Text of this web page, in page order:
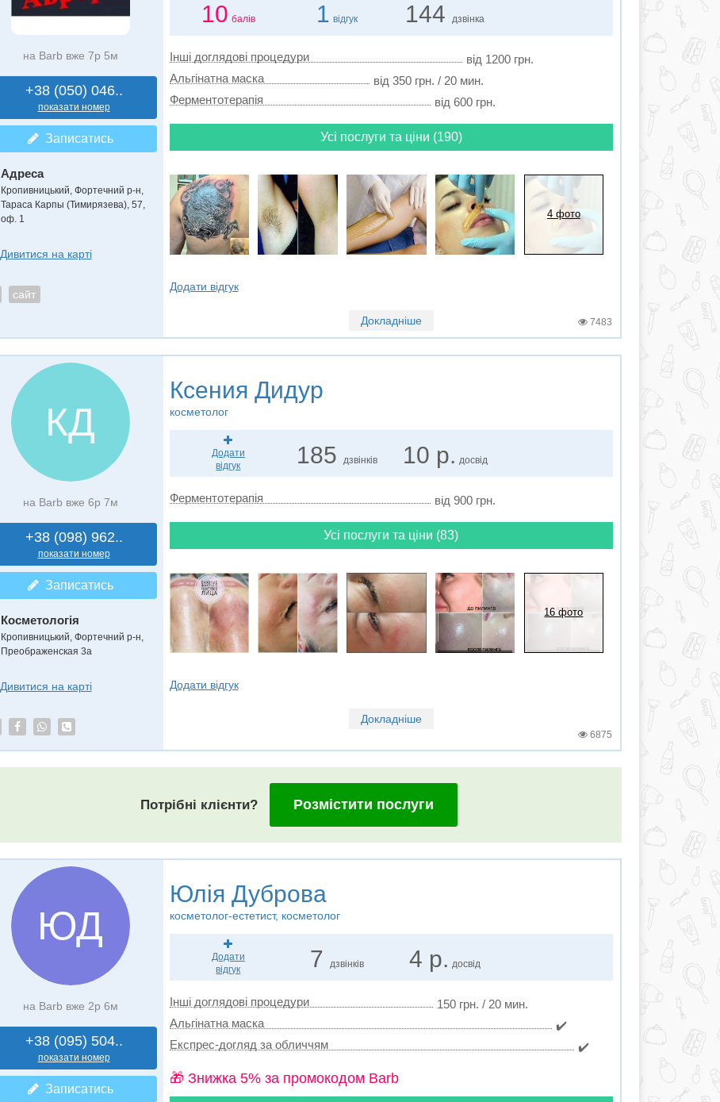
на Barb вже 7р 5м
+38 (050) 046..
показати номер
Записатись
Адреса
Кропивницький, Фортечний р-н
Тараса Карпы (Тимирязева), 57,
оф. 1
Дивитися на карті
сайт
10 балів 1 відгук 144 дзвінка
Інші доглядові процедури
від 1200 грн.
Альгінатна маска
від 350 грн. / 20 мин.
Ферментотерапія
від 600 грн.
Усі послуги та ціни (190)
4 фото
Додати відгук
Докладніше 7483
КД
на Barb вже 6р 7м
+38 (098) 962..
показати номер
Записатись
Косметологія
Кропивницький, Фортечний р-н,
Преображенская 3а
Дивитися на карті
Ксения Дидур
косметолог
Додати
відгук
185 дзвінків 10 р. досвід
Ферментотерапія від 900 грн.
Усі послуги та ціни (83)
16 фото
Додати відгук
Докладніше
6875
Потрібні клієнти? Розмістити послуги
ЮД
на Barb вже 2р 6м
+38 (095) 504..
показати номер
Записатись
Юлія Дуброва
косметолог-естетист, косметолог
Додати
відгук
7 дзвінків 4 р. досвід
Інші доглядові процедури
150 грн. / 20 мин.
Альгінатна маска
✔️
Експрес-догляд за обличчям
✔️
🎁 Знижка 5% за промокодом Barb